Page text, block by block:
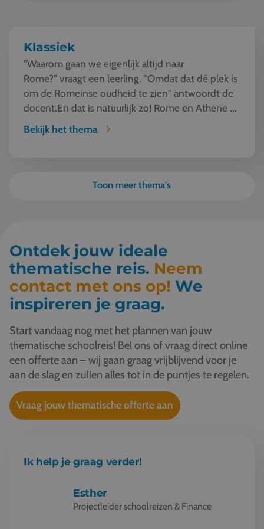
Klassiek
"Waarom gaan we eigenlijk altijd naar
Rome?" vraagt een leerling. "Omdat dat dé plek is
om de Romeinse oudheid te zien" antwoordt de
docent.En dat is natuurlijk zo! Rome en Athene ...
Bekijk het thema
Toon meer thema's
Ontdek jouw ideale
thematische reis. Neem
contact met ons op! We
inspireren je graag.
Start vandaag nog met het plannen van jouw
thematische schoolreis! Bel ons of vraag direct online
een offerte aan – wij gaan graag vrijblijvend voor je
aan de slag en zullen alles tot in de puntjes te regelen.
Vraag jouw thematische offerte aan
Ik help je graag verder!
Esther
Projectleider schoolreizen & Finance